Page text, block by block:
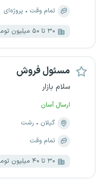
تمام وقت
پروژه‌ای
۳۰ تا ۵۰ میلیون تومان
مسئول فروش
سلام بازار
ارسال آسان
گیلان
رشت
تمام وقت
۳۰ تا ۴۰ میلیون تومان